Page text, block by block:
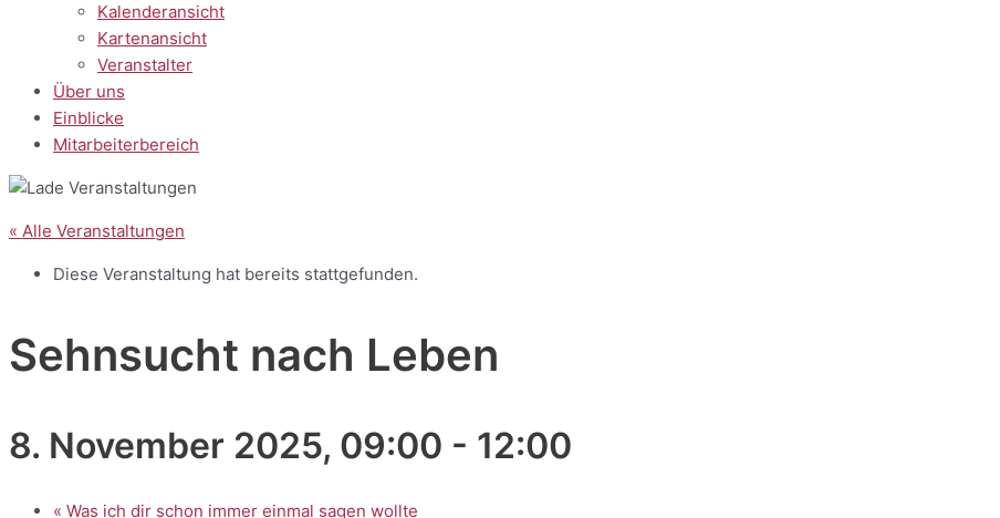
Kalenderansicht
Kartenansicht
Veranstalter
Über uns
Einblicke
Mitarbeiterbereich
« Alle Veranstaltungen
Diese Veranstaltung hat bereits stattgefunden.
Sehnsucht nach Leben
8. November 2025, 09:00 - 12:00
« Was ich dir schon immer einmal sagen wollte